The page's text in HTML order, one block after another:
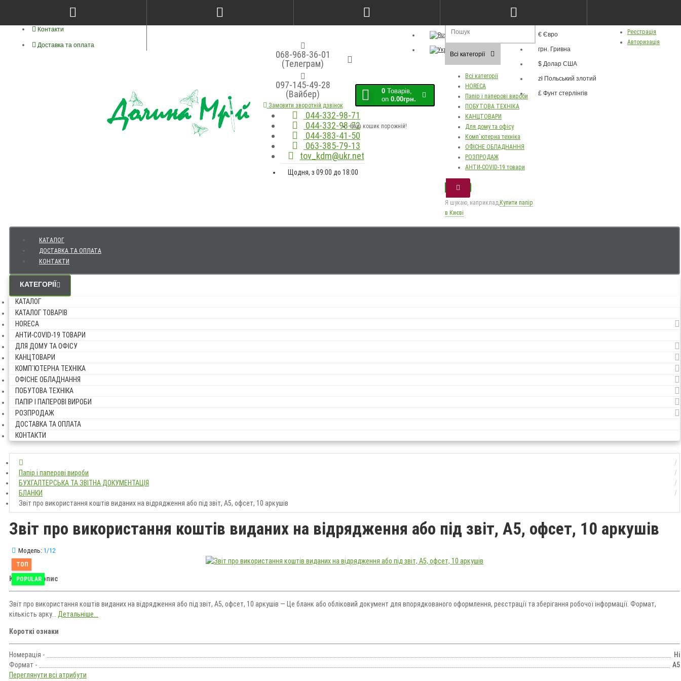
Контакти
Доставка та оплата
Реєстрація
Авторизація
€ Євро
грн. Гривна
$ Долар США
zł Польський злотий
£ Фунт стерлінгів
Russian
Українська
Закладки (0)
068-968-36-01
(Телеграм)
097-145-49-28
(Вайбер)
Замовити зворотній дзвінок
044-332-98-71
044-332-98-72
044-383-41-50
063-385-79-13
tov_kdm@ukr.net
Щодня, з 09:00 до 18:00
0 Товарів,
on 0.00грн.
Ваш кошик порожній!
Всі категорії
Всі категорії
HORECA
Папір і паперові вироби
ПОБУТОВА ТЕХНІКА
КАНЦТОВАРИ
Для дому та офісу
Комп`ютерна техніка
ОФІСНЕ ОБЛАДНАННЯ
РОЗПРОДАЖ
АНТИ-COVID-19 товари
Я шукаю, наприклад,Купити папір
в Києві
КАТАЛОГ
ДОСТАВКА ТА ОПЛАТА
КОНТАКТИ
КАТЕГОРІЇ
КАТАЛОГ
КАТАЛОГ ТОВАРІВ
HORECA
АНТИ-COVID-19 ТОВАРИ
ДЛЯ ДОМУ ТА ОФІСУ
КАНЦТОВАРИ
КОМП`ЮТЕРНА ТЕХНІКА
ОФІСНЕ ОБЛАДНАННЯ
ПОБУТОВА ТЕХНІКА
ПАПІР І ПАПЕРОВІ ВИРОБИ
РОЗПРОДАЖ
ДОСТАВКА ТА ОПЛАТА
КОНТАКТИ
Папір і паперові вироби
БУХГАЛТЕРСЬКА ТА ЗВІТНА ДОКУМЕНТАЦІЯ
БЛАНКИ
Звіт про використання коштів виданих на відрядження або під звіт, А5, офсет, 10 аркушів
Звіт про використання коштів виданих на відрядження або під звіт, А5, офсет, 10 аркушів
Модель: 1/12
ТОП
POPULAR
Короткий опис
Звіт про використання коштів виданих на відрядження або під звіт, А5, офсет, 10 аркушів — Це бланк або обліковий документ для впорядкованого оформлення, реєстрації та зберігання робочої інформації. Формат,
кількість арку... Детальніше...
Короткі ознаки
Номерація -
Ні
Формат -
А5
Переглянути всі атрибути